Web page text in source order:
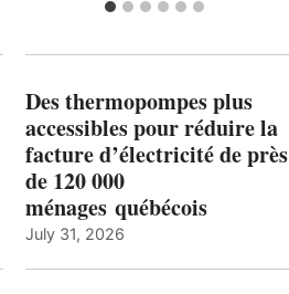
Des thermopompes plus
accessibles pour réduire la
facture d’électricité de près
de 120 000
ménages québécois
July 31, 2026